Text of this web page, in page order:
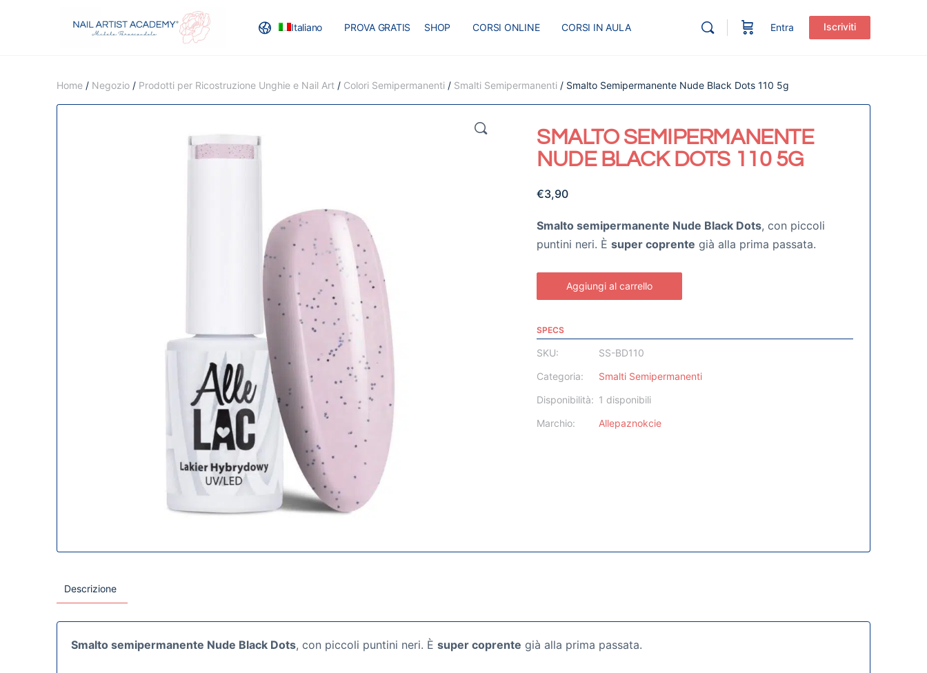
Italiano PROVA GRATIS SHOP CORSI ONLINE CORSI IN AULA
RECENSIONI MASTER BLOG
Entra Iscriviti
Home / Negozio / Prodotti per Ricostruzione Unghie e Nail Art / Colori Semipermanenti / Smalti Semipermanenti / Smalto Semipermanente Nude Black Dots 110 5g
🔍
SMALTO SEMIPERMANENTE
NUDE BLACK DOTS 110 5G
€3,90
Smalto semipermanente Nude Black Dots, con piccoli
puntini neri. Èsuper coprente già alla prima passata.
Aggiungi al carrello
SPECS
SKU:
SS-BD110
Categoria:
Smalti Semipermanenti
Disponibilità: 1 disponibili
Marchio:
Allepaznokcie
Descrizione
Smalto semipermanente Nude Black Dots, con piccoli puntini neri. È super coprente già alla prima passata.